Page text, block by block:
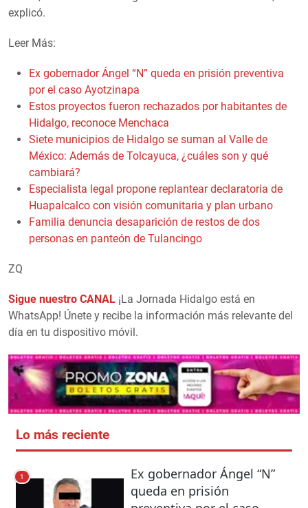
explicó.
Leer Más:
Ex gobernador Ángel “N” queda en prisión preventiva
por el caso Ayotzinapa
Estos proyectos fueron rechazados por habitantes de
Hidalgo, reconoce Menchaca
Siete municipios de Hidalgo se suman al Valle de
México: Además de Tolcayuca, ¿cuáles son y qué
cambiará?
Especialista legal propone replantear declaratoria de
Huapalcalco con visión comunitaria y plan urbano
Familia denuncia desaparición de restos de dos
personas en panteón de Tulancingo
ZQ
Sigue nuestro CANAL ¡La Jornada Hidalgo está en
WhatsApp! Únete y recibe la información más relevante del
día en tu dispositivo móvil.
Lo más reciente
1
Ex gobernador Ángel “N”
queda en prisión